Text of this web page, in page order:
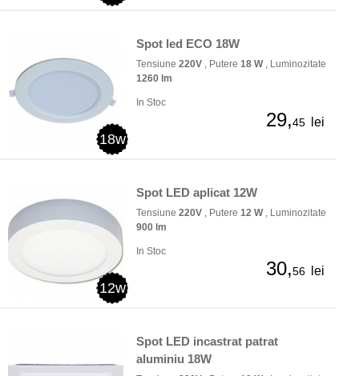
18w
Spot led ECO 18W
Tensiune 220V , Putere 18 W, Luminozitate
1260 lm
In Stoc
29,45 lei
12w
Spot LED aplicat 12W
Tensiune 220V , Putere 12 W, Luminozitate
900 lm
In Stoc
30,56 lei
Spot LED incastrat patrat
aluminiu 18W